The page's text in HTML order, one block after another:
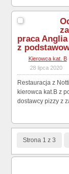
praca
z
Kierowca kat. B
28 lipca 2020
Restauracja z
kierowca kat.B z
dostawcy pizzy z
Strona 1 z 3